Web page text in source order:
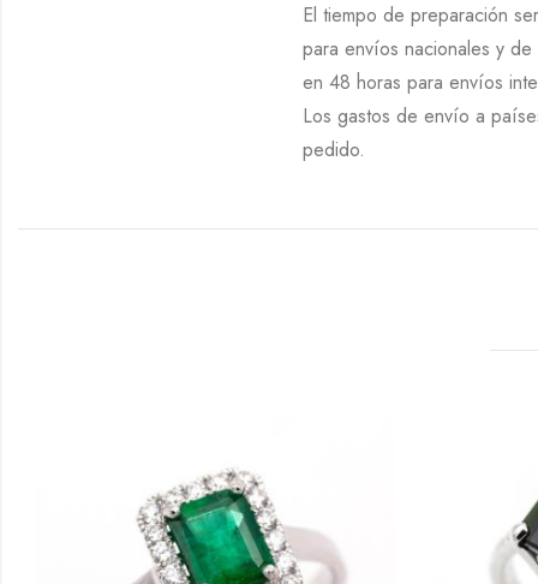
El tiempo de preparación
para envíos nacionales y
en 48 horas para envíos
Los gastos de envío a
pedido.